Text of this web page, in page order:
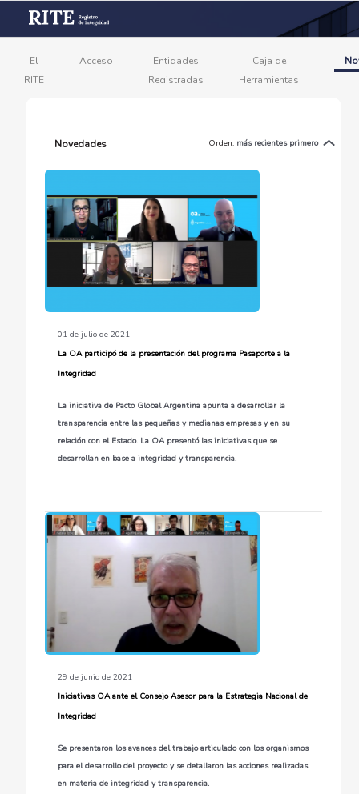
El
RITE
Acceso
Entidades
Registradas
Caja de
Herramientas
Novedades Orden: más recientes primero
01 de julio de 2021
La OA participó de la presentación del programa Pasaporte a la
Integridad
La iniciativa de Pacto Global Argentina apunta a desarrollar la
transparencia entre las pequeñas y medianas empresas y en su
relación con el Estado. La OA presentó las iniciativas que se
desarrollan en base a integridad y transparencia.
29 de junio de 2021
Iniciativas OA ante el Consejo Asesor para la Estrategia Nacional de
Integridad
Se presentaron los avances del trabajo articulado con los organismos
para el desarrollo del proyecto y se detallaron las acciones realizadas
en materia de integridad y transparencia.